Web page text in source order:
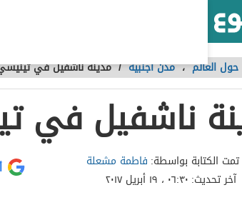
حول العالم،مدن أجنبية /مدينة ناشفيل في
ناشفيل في
تمت الكتابة بواسطة: فاطمة مشعلة
آخر تحديث: ٠٦:٣٠ ، ١٩ أبريل ٢٠١٧